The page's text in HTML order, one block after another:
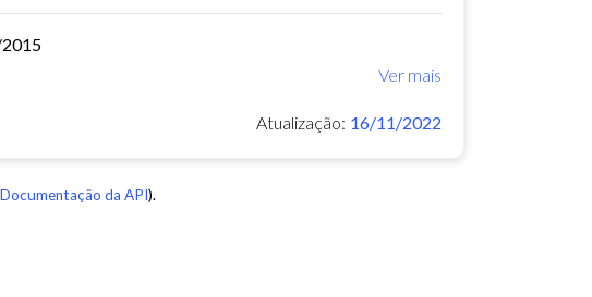
2015
Ver mais
Atualização: 16/11/2022
Documentação da API).